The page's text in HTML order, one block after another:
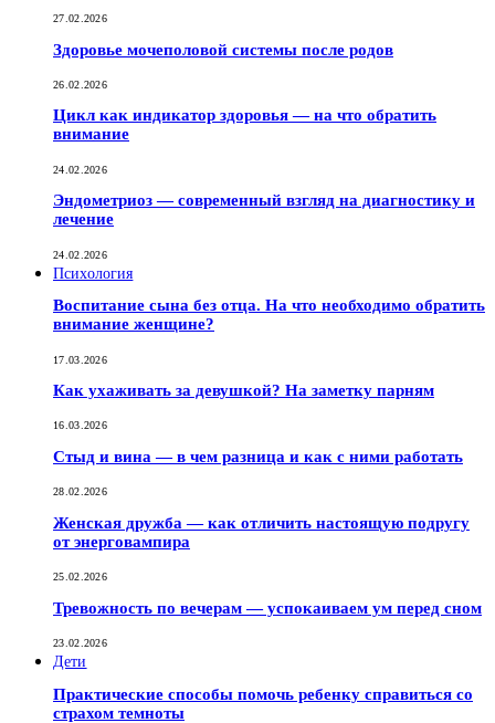
27.02.2026
Здоровье мочеполовой системы после родов
26.02.2026
Цикл как индикатор здоровья — на что обратить
внимание
24.02.2026
Эндометриоз — современный взгляд на диагностику и
лечение
24.02.2026
Психология
Воспитание сына без отца. На что необходимо обратить
внимание женщине?
17.03.2026
Как ухаживать за девушкой? На заметку парням
16.03.2026
Стыд и вина — в чем разница и как с ними работать
28.02.2026
Женская дружба — как отличить настоящую подругу
от энерговампира
25.02.2026
Тревожность по вечерам — успокаиваем ум перед сном
23.02.2026
Дети
Практические способы помочь ребенку справиться со
страхом темноты